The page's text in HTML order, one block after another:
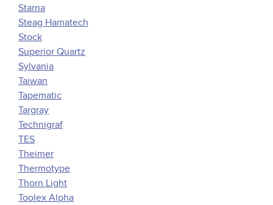
Starna
Steag Hamatech
Stock
Superior Quartz
Sylvania
Taiwan
Tapematic
Targray
Technigraf
TES
Theimer
Thermotype
Thorn Light
Toolex Alpha